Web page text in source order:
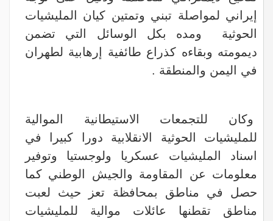
إيراني لمواصلة تبني وتمتين كيان المليشيات
الحوثية ومده بكل الوسائل التي تضمن
ديمومته وبقاءه كذراع طائفية إرهابية لطهران
في اليمن والمنطقة .
وكان للتجمعات الاستيطانية الموالية
للمليشيات الحوثية الانقلابية دورا كبيرا في
اسناد المليشيات عسكريا ولوجستيا وتوفير
معلومات عن المقاومة والجيش الوطني كما
حصل في مناطق بمحافظة تعز حيث لعبت
مناطق تقطنها عائلات موالية للمليشيات